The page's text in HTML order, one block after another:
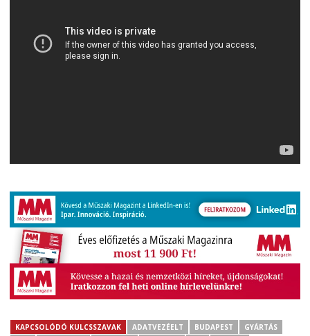
KAPCSOLÓDÓ KULCSSZAVAK ADATVEZÉELT BUDAPEST
GYÁRTÁS